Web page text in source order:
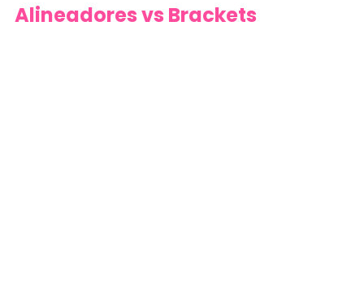
Alineadores vs Brackets